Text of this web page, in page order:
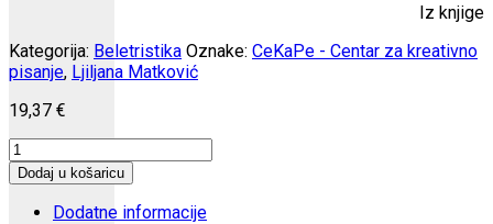
Iz knjige
Kategorija: Beletristika Oznake: CeKaPe - Centar za kreativno
pisanje, Ljiljana Matković
19,37 €
Never
mind
količina
Dodaj u košaricu
Dodatne informacije